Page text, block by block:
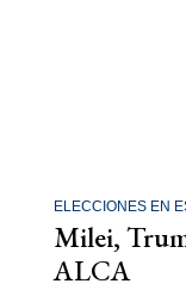
ELECCIONES EN
Milei,
ALCA